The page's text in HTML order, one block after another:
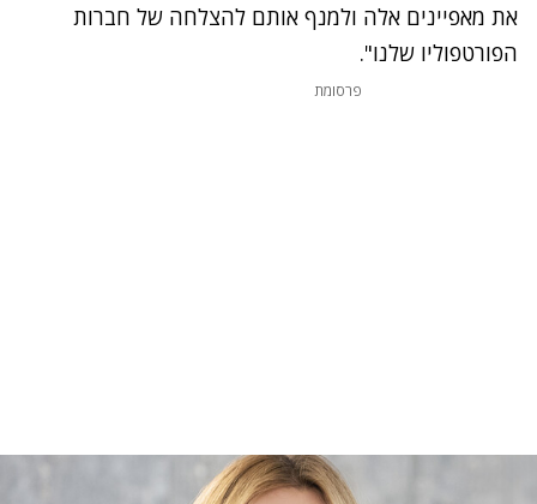
את מאפיינים אלה ולמנף אותם להצלחה של חברות
הפורטפוליו שלנו".
פרסומת